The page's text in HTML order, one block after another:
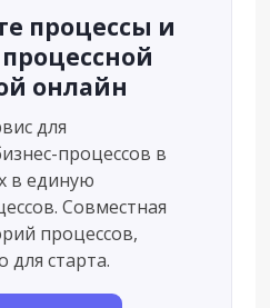
процессы и
онлайн
для
процессов в
в единую
Совместная
процессов,
для старта.